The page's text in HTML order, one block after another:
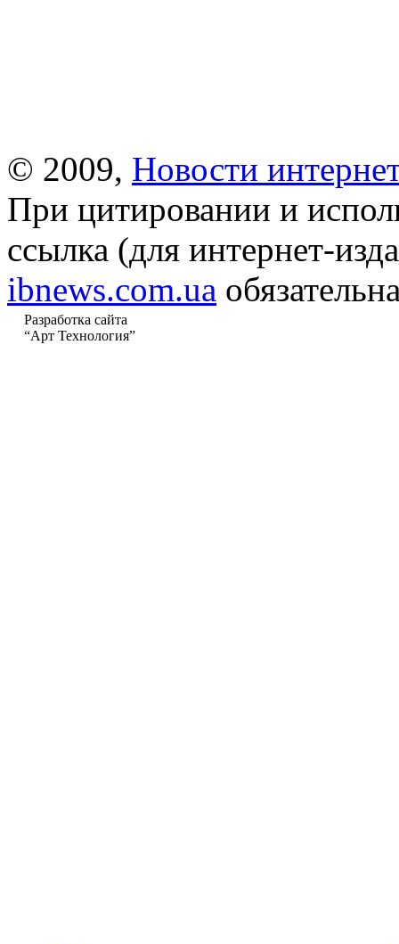
© 2009, Новости
При цитировании и
ссылка (для интернет-
ibnews.com.ua
Разработка сайта
“Арт Технология”